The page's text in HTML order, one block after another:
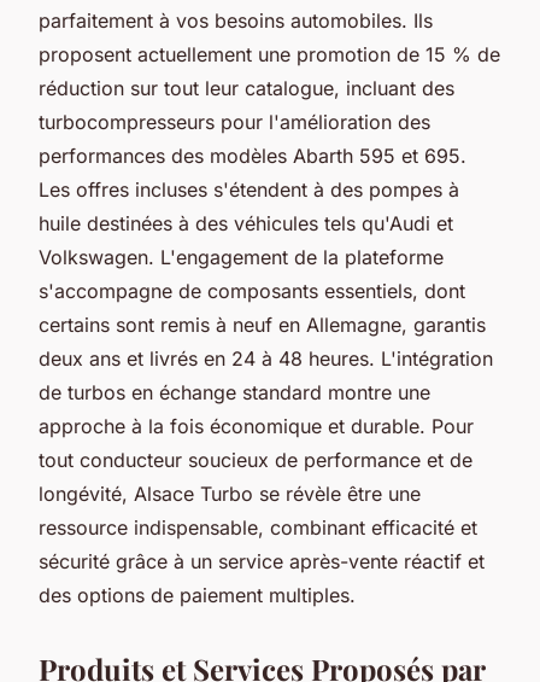
parfaitement à vos besoins automobiles. Ils
proposent actuellement une promotion de 15 % de
réduction sur tout leur catalogue, incluant des
turbocompresseurs pour l'amélioration des
performances des modèles Abarth 595 et 695.
Les offres incluses s'étendent à des pompes à
huile destinées à des véhicules tels qu'Audi et
Volkswagen. L'engagement de la plateforme
s'accompagne de composants essentiels, dont
certains sont remis à neuf en Allemagne, garantis
deux ans et livrés en 24 à 48 heures. L'intégration
de turbos en échange standard montre une
approche à la fois économique et durable. Pour
tout conducteur soucieux de performance et de
longévité, Alsace Turbo se révèle être une
ressource indispensable, combinant efficacité et
sécurité grâce à un service après-vente réactif et
des options de paiement multiples.
Produits et Services Proposés par